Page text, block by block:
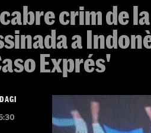
crim de
a
Exprés'